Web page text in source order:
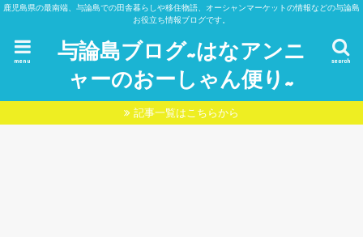
鹿児島県の最南端、与論島での田舎暮らしや移住物語、オーシャンマーケットの情報などの与論島
お役立ち情報ブログです。
与論島ブログ~はなアンニ
ャーのおーしゃん便り~
search
menu
記事一覧はこちらから